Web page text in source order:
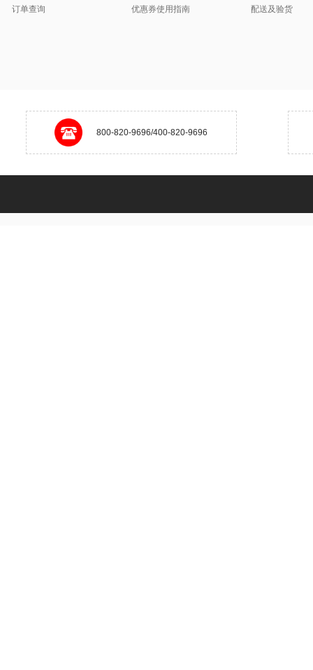
订单查询
优惠券使用指南
配送及验货
800-820-9696/400-820-9696